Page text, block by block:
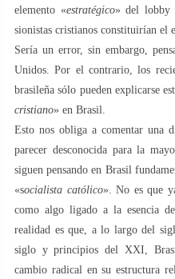
elemento «estratégico» del lobby
sionistas cristianos constituirían el
Sería un error, sin embargo,
Unidos. Por el contrario, los
brasileña sólo pueden explicarse
cristiano» en Brasil.
Esto nos obliga a comentar una
parecer desconocida para la
siguen pensando en Brasil
«socialista católico». No es que
como algo ligado a la esencia
realidad es que, a lo largo del
siglo y principios del XXI,
cambio radical en su estructura